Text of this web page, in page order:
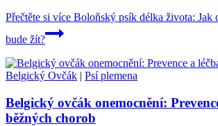
Přečtěte si více Boloňský psík délka života: Jak
bude žít?
Belgický Ovčák | Psí plemena
Belgický ovčák onemocnění:
běžných chorob